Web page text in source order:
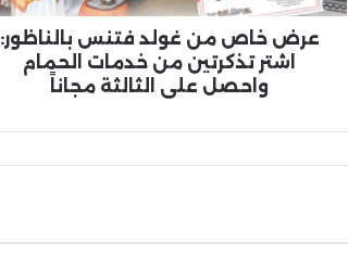
من
خدماتعرض خاص من غولد فتنس بالناظور:
اشتر تذكرتين من خدمات الحمام
واحصل على الثالثة مجاناً